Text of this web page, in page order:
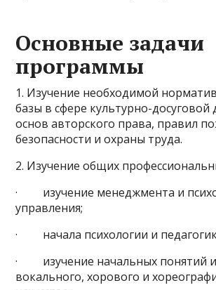
Основные задачи
программы
1. Изучение необходимой
базы в сфере культурно-досуговой
основ авторского права, правил
безопасности и охраны труда.
2. Изучение общих
· изучение менеджмента и
управления;
· начала психологии и
· изучение начальных понятий
вокального, хорового и